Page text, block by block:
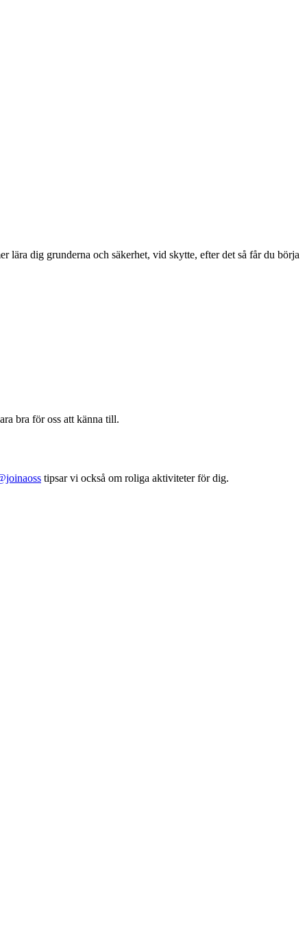
dig grunderna och säkerhet, vid skytte, efter det så får du börja
bra för oss att känna till.
tipsar vi också om roliga aktiviteter för dig.